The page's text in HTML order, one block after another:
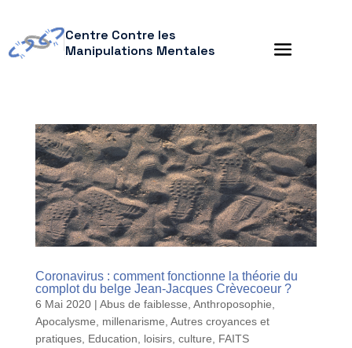
Centre Contre les
Manipulations Mentales
Coronavirus : comment fonctionne la théorie du
complot du belge Jean-Jacques Crèvecoeur ?
6 Mai 2020| Abus de faiblesse Anthroposophie
Apocalysme, millenarisme Autres croyances et
pratiques, Education, loisirs, culture
FAITS